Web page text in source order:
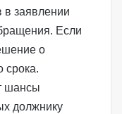
в заявлении
Если
о
срока.
шансы
должнику